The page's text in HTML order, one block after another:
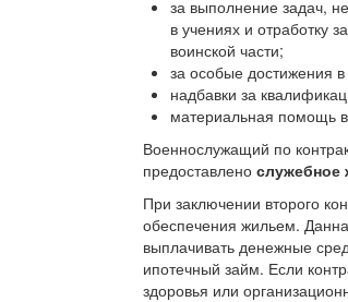
за выполнение задач,
в учениях и отработку
воинской части;
за особые достижения
надбавки за
материальная помощь
Военнослужащий по
предоставленослужебное
При заключении второго
обеспечения жильем.
выплачивать денежные
ипотечный займ. Если
здоровья или